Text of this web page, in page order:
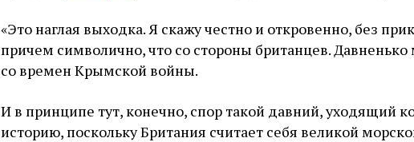
«Это наглая выходка. Я скажу честно и откровенно, без
причем символично, что со стороны британцев.
со времен Крымской войны.
И в принципе тут, конечно, спор такой давний, уходящий
историю, поскольку Британия считает себя великой